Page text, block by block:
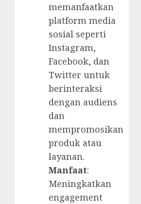
memanfaatkan
platform media
sosial seperti
Instagram,
Facebook, dan
Twitter untuk
berinteraksi
dengan audiens
dan
mempromosikan
produk atau
layanan.
Manfaat:
Meningkatkan
engagement